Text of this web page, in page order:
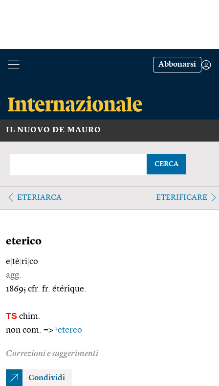
Abbonarsi
IL NUOVO DE MAURO
CERCA
ETERIARCA ETERIFICARE
eterico
e tè ri co
agg.
1869; cfr. fr. étérique.
TS chim.
non com. => 2etereo
Correzioni e suggerimenti
Condividi